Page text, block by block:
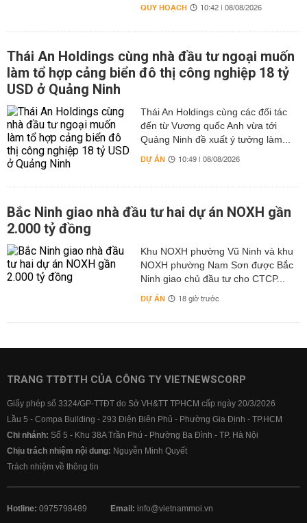
QUY HOẠCH 10:42 | 08/08/2026
Thái An Holdings cùng nhà đầu tư ngoại muốn
làm tổ hợp cảng biển đô thị công nghiệp 18 tỷ
USD ở Quảng Ninh
Thái An Holdings cùng các đối tác
đến từ Vương quốc Anh vừa tới
Quảng Ninh đề xuất ý tưởng làm...
DỰ ÁN 10:49 | 08/08/2026
Bắc Ninh giao nhà đầu tư hai dự án NOXH gần
2.000 tỷ đồng
Khu NOXH phường Vũ Ninh và khu
NOXH phường Nam Sơn được Bắc
Ninh giao chủ đầu tư cho CTCP...
DỰ ÁN 18 giờ trước
TRANG TTĐTTH CỦA CÔNG TY VIETNEWSCORP
Giấy phép số 3324/GP-TTĐT do Sở VH&TT TPHCM cấp ngày 20/3/2026
Lầu 5 - Compa Building - 293 Điện Biên Phủ - Phường Gia Định - TP.HCM
Chi nhánh: Số 5 - Khu 38A Trần Phú - Phường Ba Đình - TP. Hà Nội
Chịu trách nhiệm nội dung: Nguyễn Minh Quyết
Trách nhiệm về thông tin
Hotline: 0975798489 Email: info@vietnammoi.vn